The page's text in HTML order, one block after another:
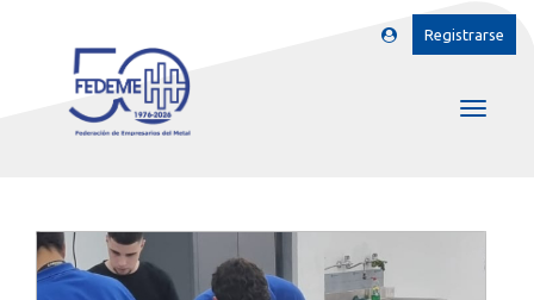
Registrarse